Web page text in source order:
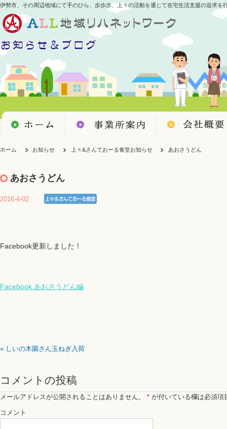
伊勢市、その周辺地域にて手のひら、歩歩歩、上々の活動を通じて在宅生活支援の追求を
ホーム お知らせ 上々&さんておーる食堂お知らせ あおさうどん
あおさうどん
2016-4-02
Facebook更新しました！
Facebook あおさうどん編
« しいの木園さん玉ねぎ入荷
コメントの投稿
メールアドレスが公開されることはありません。 * が付いている欄は必須項
コメント